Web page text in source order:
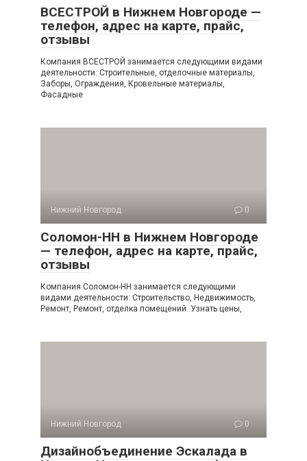
ВСЕСТРОЙ в Нижнем Новгороде —
телефон, адрес на карте, прайс,
отзывы
Компания ВСЕСТРОЙ занимается следующими видами
деятельности: Строительные, отделочные материалы,
Заборы, Ограждения, Кровельные материалы,
Фасадные
Нижний Новгород 0
Соломон-НН в Нижнем Новгороде
— телефон, адрес на карте, прайс,
отзывы
Компания Соломон-НН занимается следующими
видами деятельности: Строительство, Недвижимость,
Ремонт, Ремонт, отделка помещений. Узнать цены,
Нижний Новгород 0
Дизайнобъединение Эскалада в